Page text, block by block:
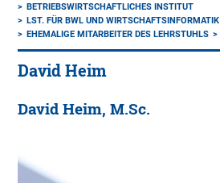
BETRIEBSWIRTSCHAFTLICHES INSTITUT
LST. FÜR BWL UND WIRTSCHAFTSINFORMATIK
EHEMALIGE MITARBEITER DES LEHRSTUHLS
David Heim
David Heim, M.Sc.